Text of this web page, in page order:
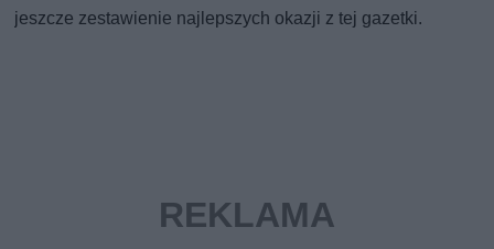
jeszcze zestawienie najlepszych okazji z tej gazetki.